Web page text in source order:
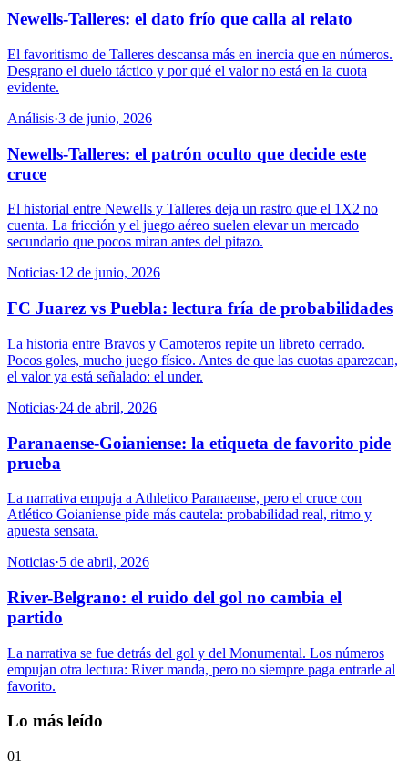
Newells-Talleres: el dato frío que calla al relato
El favoritismo de Talleres descansa más en inercia que en números.
Desgrano el duelo táctico y por qué el valor no está en la cuota
evidente.
Análisis·3 de junio, 2026
Newells-Talleres: el patrón oculto que decide este
cruce
El historial entre Newells y Talleres deja un rastro que el 1X2 no
cuenta. La fricción y el juego aéreo suelen elevar un mercado
secundario que pocos miran antes del pitazo.
Noticias·12 de junio, 2026
FC Juarez vs Puebla: lectura fría de probabilidades
La historia entre Bravos y Camoteros repite un libreto cerrado.
Pocos goles, mucho juego físico. Antes de que las cuotas aparezcan,
el valor ya está señalado: el under.
Noticias·24 de abril, 2026
Paranaense-Goianiense: la etiqueta de favorito pide
prueba
La narrativa empuja a Athletico Paranaense, pero el cruce con
Atlético Goianiense pide más cautela: probabilidad real, ritmo y
apuesta sensata.
Noticias·5 de abril, 2026
River-Belgrano: el ruido del gol no cambia el
partido
La narrativa se fue detrás del gol y del Monumental. Los números
empujan otra lectura: River manda, pero no siempre paga entrarle al
favorito.
Lo más leído
01